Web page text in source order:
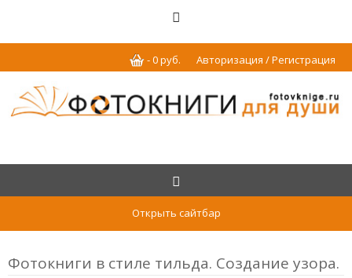
Авторизация / Регистрация
-0руб.
Открыть сайтбар
Фотокниги в стиле тильда. Создание узора.